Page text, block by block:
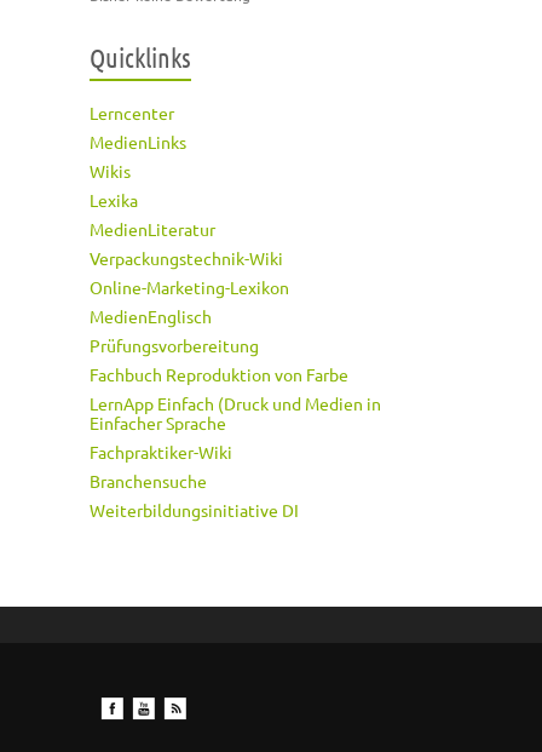
Quicklinks
Lerncenter
MedienLinks
Wikis
Lexika
MedienLiteratur
Verpackungstechnik-Wiki
Online-Marketing-Lexikon
MedienEnglisch
Prüfungsvorbereitung
Fachbuch Reproduktion von Farbe
LernApp Einfach (Druck und Medien in
Einfacher Sprache
Fachpraktiker-Wiki
Branchensuche
Weiterbildungsinitiative DI